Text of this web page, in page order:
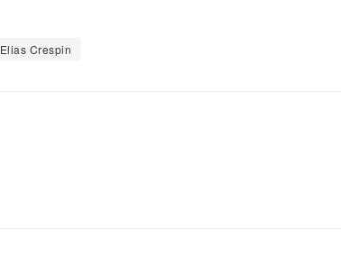
Elias Crespin